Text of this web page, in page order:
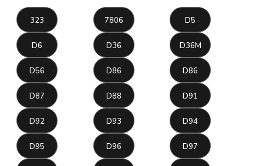
323 7806 D5
D6 D36 D36M
D56 D86 D86
D87 D88 D91
D92 D93 D94
D95 D96 D97